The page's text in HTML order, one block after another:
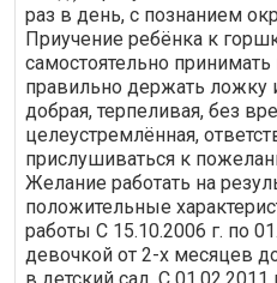
раз в день, с познанием
Приучение ребёнка к
самостоятельно
правильно держать ложку
добрая, терпеливая, без
целеустремлённая,
прислушиваться к
Желание работать на
положительные
работы С 15.10.2006 г. по
девочкой от 2-х месяцев